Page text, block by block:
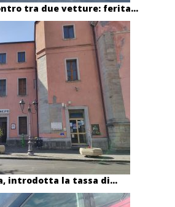
tra due vetture: ferita...
introdotta la tassa di...